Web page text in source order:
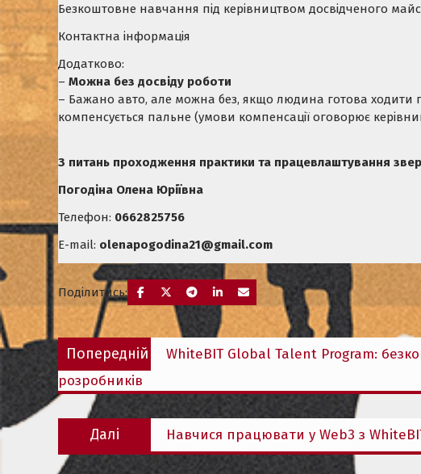
Безкоштовне навчання під керівництвом досвідченого
Контактна інформація
Додатково:
– Можна без досвіду роботи
– Бажано авто, але можна без, якщо людина готова ходити
компенсується пальне (умови компенсації оговорює
З питань проходження практики та працевлаштування
Погодіна Олена Юріївна
Телефон: 0662825756
E-mail: olenapogodina21@gmail.com
Поділитись:
Навігація
записів
Попередній
Попередній
запис:
WhiteBIT Global Talent Program:
розробників
Далі
Наступний
запис:
Навчися працювати у Web3 з